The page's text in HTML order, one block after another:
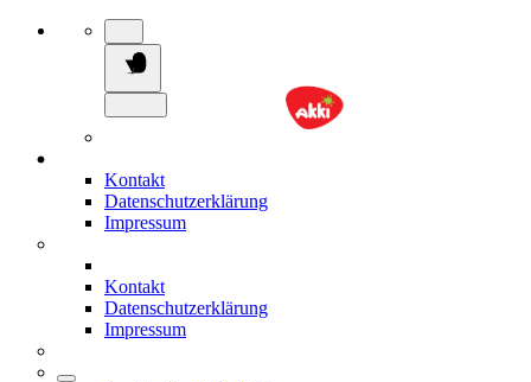
Kontakt
Datenschutzerklärung
Impressum
Kontakt
Datenschutzerklärung
Impressum